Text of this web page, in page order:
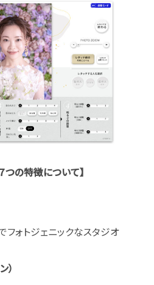
つの特徴について】
フォトジェニックなスタジオ
）